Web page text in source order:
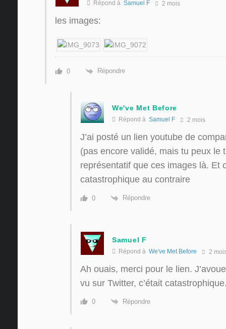
Répond à Samuel F 2 mois
les images:
0 Répondre
We've Met Before
Répond à Samuel F 2 mois
J’ai posté un lien youtube de
(pas encore validé, mais tu peux le
représentatif que ces images là. Et
catastrophique au contraire
0 Répondre
Samuel F
Répond à We've Met Before 2
Ah ouais, merci pour le lien.
vu sur Twitter, c’était
0 Répondre